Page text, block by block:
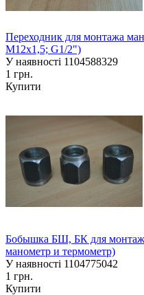
Переходник для монтажа
М12х1,5; G1/2")
У наявності 1104588329
1 грн.
Купити
Бобышка БШ, БК для
манометр и термометр)
У наявності 1104775042
1 грн.
Купити